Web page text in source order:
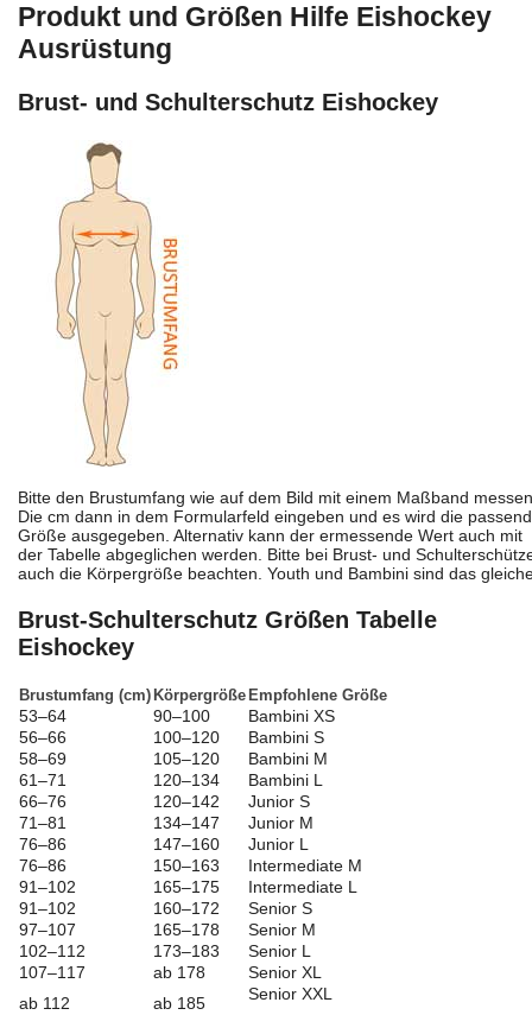
Produkt und Größen Hilfe Eishockey
Ausrüstung
Brust- und Schulterschutz Eishockey
Bitte den Brustumfang wie auf dem Bild mit einem Maßband
Die cm dann in dem Formularfeld eingeben und es wird die
Größe ausgegeben. Alternativ kann der ermessende Wert auch mit
der Tabelle abgeglichen werden. Bitte bei Brust- und
auch die Körpergröße beachten. Youth und Bambini sind das
Brust-Schulterschutz Größen Tabelle
Eishockey
Brustumfang (cm) Körpergröße Empfohlene Größe
53–64 90–100
Bambini XS
56–66
100–120
Bambini S
58–69
105–120
Bambini M
61–71
120–134
Bambini L
66–76
120–142
Junior S
71–81
134–147
Junior M
76–86
147–160
Junior L
76–86
150–163
Intermediate M
91–102
165–175
Intermediate L
91–102
160–172
Senior S
97–107
165–178
Senior M
102–112
173–183
Senior L
107–117
ab 178
Senior XL
ab 112
ab 185 Senior XXL